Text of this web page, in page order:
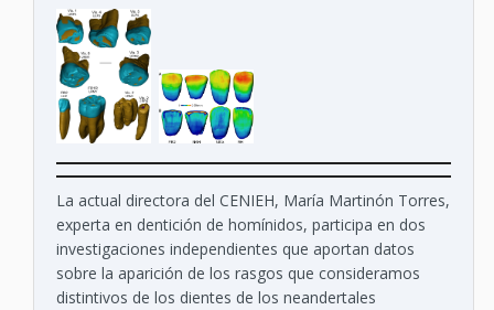
La actual directora del CENIEH, María Martinón Torres,
experta en dentición de homínidos, participa en dos
investigaciones independientes que aportan datos
sobre la aparición de los rasgos que consideramos
distintivos de los dientes de los neandertales